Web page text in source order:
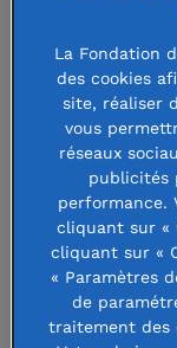
La
l'éducation
La Fondation
des cookies
site, réaliser
vous
réseaux
publicités
performance.
cliquant sur «
cliquant sur «
« Paramètres
de
traitement des